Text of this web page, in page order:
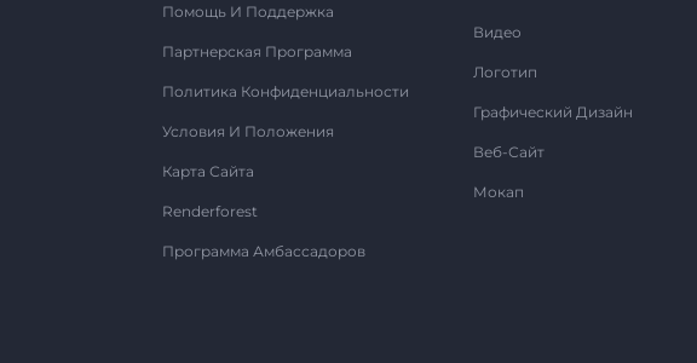
Помощь И Поддержка
Партнерская Программа
Политика Конфиденциальности
Условия И Положения
Карта Сайта
Renderforest
Программа Амбассадоров
Видео
Логотип
Графический Дизайн
Веб-Сайт
Мокап